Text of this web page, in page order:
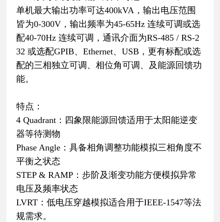
单机最大输出功率可达400kVA，输出电压范围
皆为0-300V，输出频率为45-65Hz 连续可调或选
配40-70Hz 连续可调，通讯介面为RS-485 / RS-2
32 或选配GPIB、Ethernet、USB，更有标配或选
配的三相独立可调、相位角可调、及能源回馈功
能。
特点：
4 Quadrant：四象限能源回馈适用于太阳能逆变
器等待测物
Phase Angle：具备相角调整功能模拟三相角度不
平衡之状态
STEP & RAMP：步阶及渐变功能方便模拟异常
电压及频率状态
LVRT：低电压穿越模拟适合用于IEEE-1547等法
规需求。